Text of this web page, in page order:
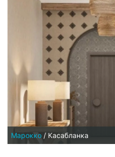
Марокко / Касабланка